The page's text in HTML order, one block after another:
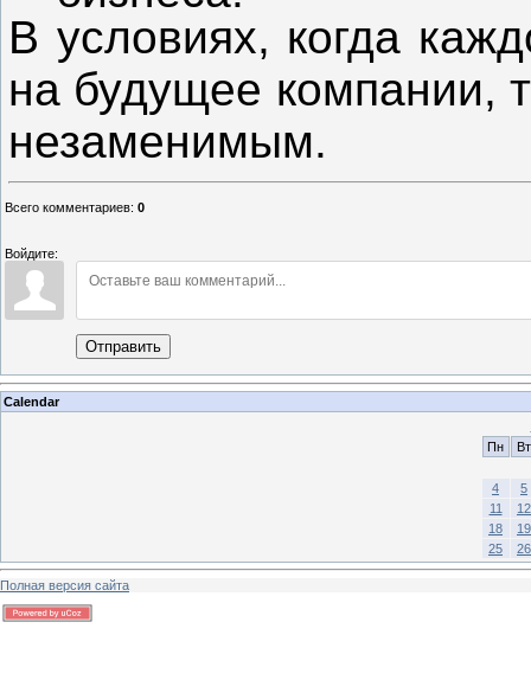
В условиях, когда
на будущее компании,
незаменимым.
Всего комментариев: 0
Войдите:
Отправить
Calendar
Пн
Вт
4
5
11
12
18
19
25
26
Полная версия сайта